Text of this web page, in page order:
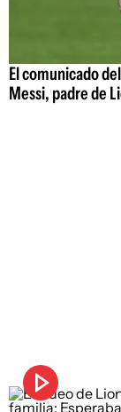
El comunicado
Messi, padre de